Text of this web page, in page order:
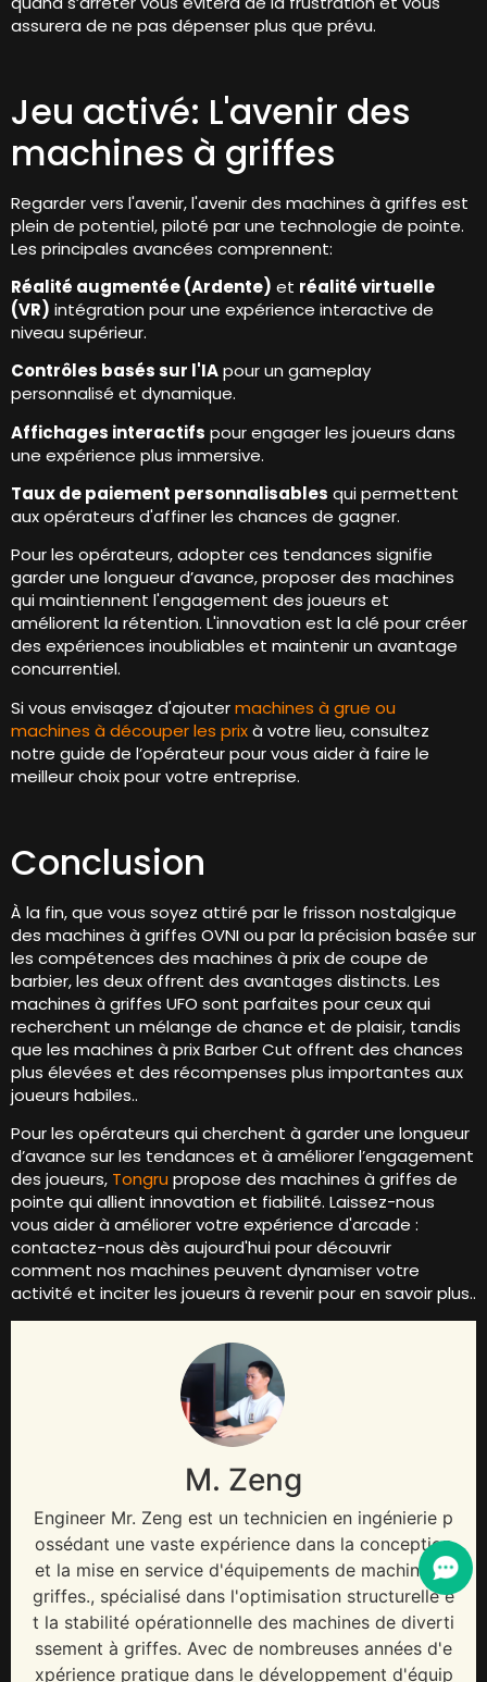
assurera de ne pas dépenser plus que prévu.
Jeu activé: L'avenir des
machines à griffes
Regarder vers l'avenir, l'avenir des machines à griffes est
plein de potentiel, piloté par une technologie de pointe.
Les principales avancées comprennent:
Réalité augmentée (Ardente) et réalité virtuelle
(VR) intégration pour une expérience interactive de
niveau supérieur.
Contrôles basés sur l'IApour un gameplay
personnalisé et dynamique.
Affichages interactifs pour engager les joueurs dans
une expérience plus immersive.
Taux de paiement personnalisables qui permettent
aux opérateurs d'affiner les chances de gagner.
Pour les opérateurs, adopter ces tendances signifie
garder une longueur d’avance, proposer des machines
qui maintiennent l'engagement des joueurs et
améliorent la rétention. L'innovation est la clé pour créer
des expériences inoubliables et maintenir un avantage
concurrentiel.
Si vous envisagez d'ajoutermachines à grue ou
machines à découper les prixà votre lieu, consultez
notre guide de l’opérateur pour vous aider à faire le
meilleur choix pour votre entreprise.
Conclusion
À la fin, que vous soyez attiré par le frisson nostalgique
des machines à griffes OVNI ou par la précision basée sur
les compétences des machines à prix de coupe de
barbier, les deux offrent des avantages distincts. Les
machines à griffes UFO sont parfaites pour ceux qui
recherchent un mélange de chance et de plaisir, tandis
que les machines à prix Barber Cut offrent des chances
plus élevées et des récompenses plus importantes aux
joueurs habiles..
Pour les opérateurs qui cherchent à garder une longueur
d’avance sur les tendances et à améliorer l’engagement
des joueurs, Tongru propose des machines à griffes de
pointe qui allient innovation et fiabilité. Laissez-nous
vous aider à améliorer votre expérience d'arcade :
contactez-nous dès aujourd'hui pour découvrir
comment nos machines peuvent dynamiser votre
activité et inciter les joueurs à revenir pour en savoir plus..
M. Zeng
Engineer Mr. Zeng est un technicien en ingénierie p
ossédant une vaste expérience dans la conception
et la mise en service d'équipements de machines à
griffes., spécialisé dans l'optimisation structurelle e
t la stabilité opérationnelle des machines de diverti
ssement à griffes. Avec de nombreuses années d'e
xpérience pratique dans le développement d'équip